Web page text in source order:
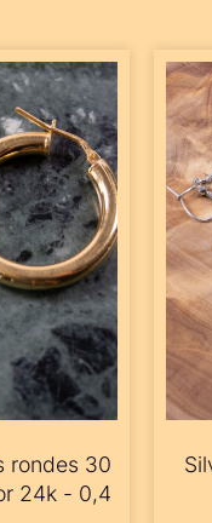
rondes 30
24k - 0,4